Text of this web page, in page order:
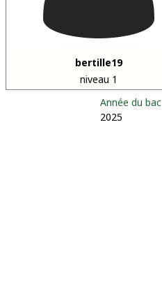
bertille19
niveau 1
Année du bac
2025